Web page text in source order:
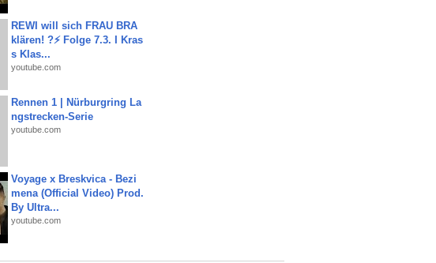
REWI will sich FRAU BRA
klären! ?⚡️ Folge 7.3. I Kras
s Klas...
youtube.com
Rennen 1 | Nürburgring La
ngstrecken-Serie
youtube.com
Voyage x Breskvica - Bezi
mena (Official Video) Prod.
By Ultra...
youtube.com